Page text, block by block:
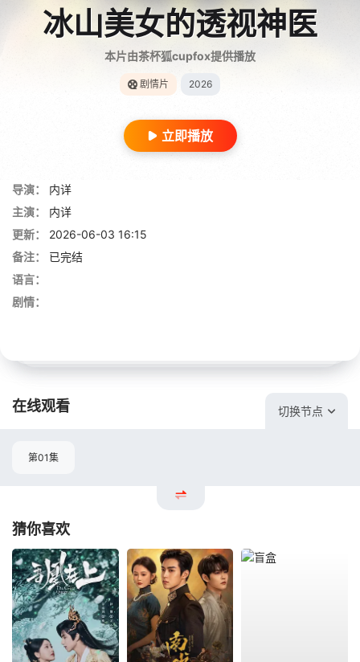
冰山美女的透视神医
本片由茶杯狐cupfox提供播放
剧情片 2026
立即播放
导演：
内详
主演：
内详
更新：
2026-06-03 16:15
备注：
已完结
语言：
剧情：
在线观看 切换节点
第01集
猜你喜欢